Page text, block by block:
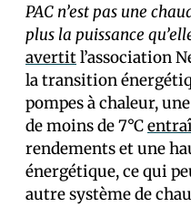
PAC n’est pas une
plus la puissance
avertitl’association
la transition
pompes à chaleur,
de moins de 7°C
rendements et une
énergétique, ce qui
autre système de